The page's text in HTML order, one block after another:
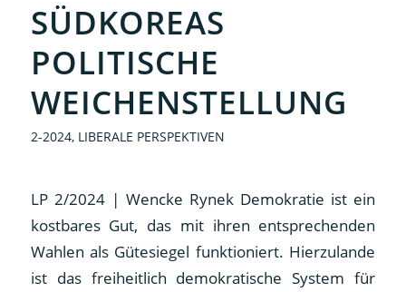
SÜDKOREAS
POLITISCHE
WEICHENSTELLUNG
2-2024, LIBERALE PERSPEKTIVEN
LP 2/2024 | Wencke Rynek Demokratie ist ein
kostbares Gut, das mit ihren entsprechenden
Wahlen als Gütesiegel funktioniert. Hierzulande
ist das freiheitlich demokratische System für